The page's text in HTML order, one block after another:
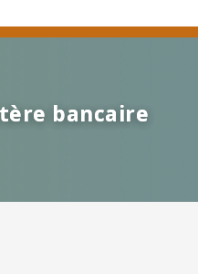
bancaire
bancaire